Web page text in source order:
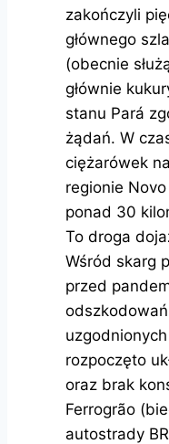
zakończyli
głównego
(obecnie
głównie
stanu Pará
żądań. W
ciężarówek
regionie
ponad 30
To droga
Wśród skarg
przed
rozpoczęto
oraz brak
Ferrogrão
autostrady